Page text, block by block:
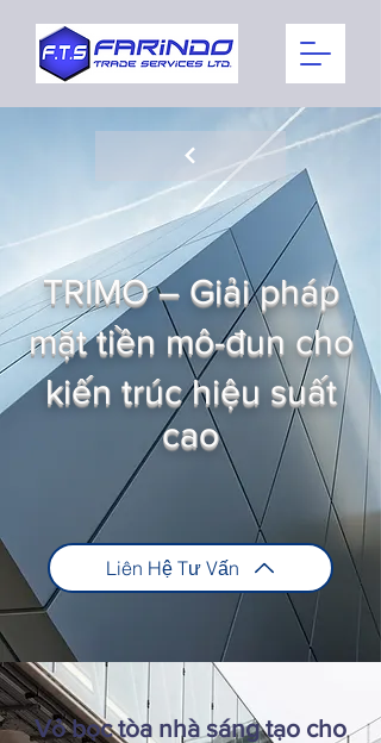
TRIMO – Giải pháp
mặt tiền mô-đun cho
kiến trúc hiệu suất
cao
Liên Hệ Tư Vấn
Vỏ bọc tòa nhà sáng tạo cho